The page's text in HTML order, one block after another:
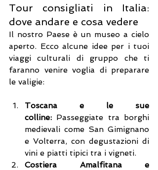
Tour consigliati in Italia:
dove andare e cosa vedere
Il nostro Paese è un museo a cielo
aperto. Ecco alcune idee per i tuoi
viaggi culturali di gruppo che ti
faranno venire voglia di preparare
le valigie:
Toscana e le sue
colline: Passeggiate tra borghi
medievali come San Gimignano
e Volterra, con degustazioni di
vini e piatti tipici tra i vigneti.
Costiera Amalfitana e